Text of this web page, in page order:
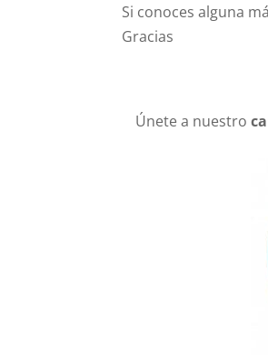
Si conoces alguna
Gracias
Únete a nuestro